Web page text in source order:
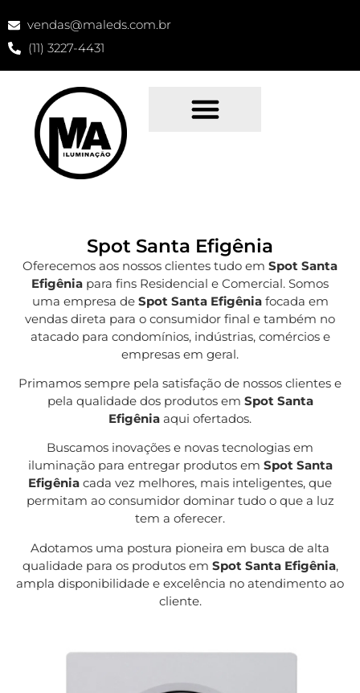
vendas@maleds.com.br
(11) 3227-4431
Spot Santa Efigênia
Oferecemos aos nossos clientes tudo em Spot Santa
Efigênia para fins Residencial e Comercial. Somos
uma empresa de Spot Santa Efigêniafocada em
vendas direta para o consumidor final e também no
atacado para condomínios, indústrias, comércios e
empresas em geral.
Primamos sempre pela satisfação de nossos clientes e
pela qualidade dos produtos em Spot Santa
Efigênia aqui ofertados.
Buscamos inovações e novas tecnologias em
iluminação para entregar produtos em Spot Santa
Efigênia cada vez melhores, mais inteligentes, que
permitam ao consumidor dominar tudo o que a luz
tem a oferecer.
Adotamos uma postura pioneira em busca de alta
qualidade para os produtos em Spot Santa Efigênia,
ampla disponibilidade e excelência no atendimento ao
cliente.